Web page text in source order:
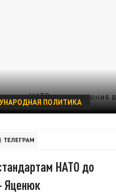
ПОЛИТИКА
НАТО до
Яценюк